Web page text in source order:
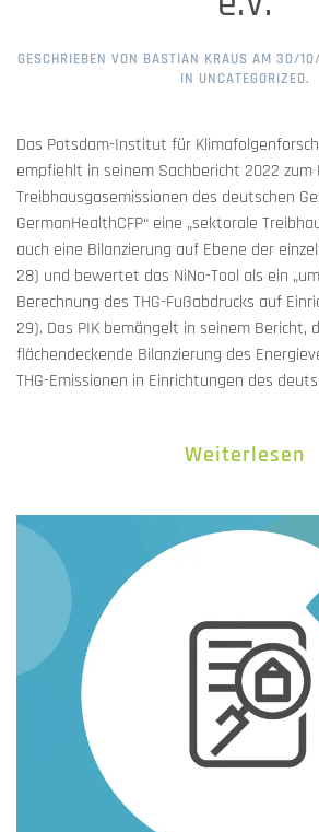
GESCHRIEBEN VON BASTIAN KRAUS AM 30/
IN UNCATEGORIZED.
Das Potsdam-Institut für
empfiehlt in seinem Sachbericht 2022 zum
Treibhausgasemissionen des deutschen
GermanHealthCFP“ eine „sektorale
auch eine Bilanzierung auf Ebene der
28) und bewertet das NiNo-Tool als ein
Berechnung des THG-Fußabdrucks auf
29). Das PIK bemängelt in seinem Bericht,
flächendeckende Bilanzierung des
THG-Emissionen in Einrichtungen des
Weiterlesen